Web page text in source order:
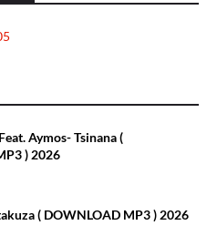
Aymos- Tsinana (
) 2026
( DOWNLOAD MP3 ) 2026